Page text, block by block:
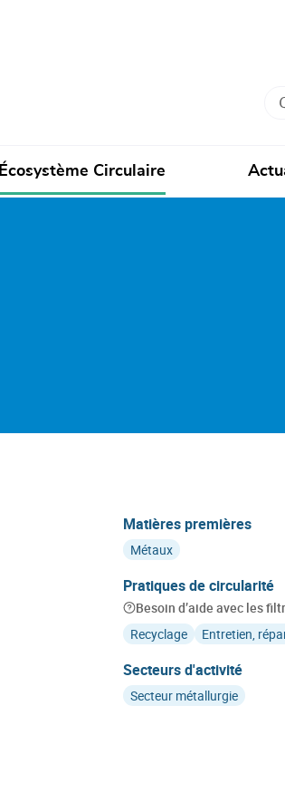
Écosystème Circulaire
Matières premières
Métaux
Pratiques de circularité
Besoin d’aide avec les
Recyclage
Entretien,
Secteurs d'activité
Secteur métallurgie